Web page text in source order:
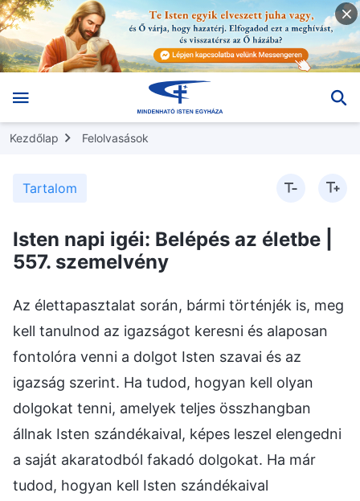
Kezdőlap Felolvasások
Tartalom
Isten napi igéi: Belépés az életbe |
557. szemelvény
Az élettapasztalat során, bármi történjék is, meg
kell tanulnod az igazságot keresni és alaposan
fontolóra venni a dolgot Isten szavai és az
igazság szerint. Ha tudod, hogyan kell olyan
dolgokat tenni, amelyek teljes összhangban
állnak Isten szándékaival, képes leszel elengedni
a saját akaratodból fakadó dolgokat. Ha már
tudod, hogyan kell Isten szándékaival